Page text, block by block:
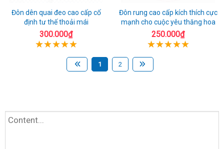
Đôn dên quai đeo cao cấp cố
định tư thế thoải mái
300.000₫
Đôn rung cao cấp kích thích cực
mạnh cho cuộc yêu thăng hoa
250.000₫
1 2